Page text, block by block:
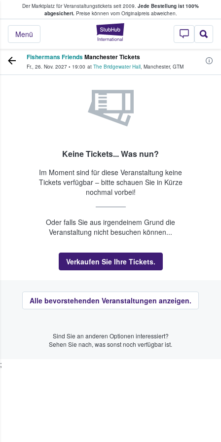
Der Marktplatz für Veranstaltungstickets seit 2009. Jede Bestellung ist 100%
abgesichert.Preise können vom Originalpreis abweichen.
StubHub - Wo
Menü
Tickets kaufen & verkaufen
Fishermans FriendsManchester Tickets
Fr., 26. Nov. 2027 • 19:00 at The Bridgewater Hall, Manchester, GTM
Keine Tickets... Was nun?
Im Moment sind für diese Veranstaltung keine
Tickets verfügbar – bitte schauen Sie in Kürze
nochmal vorbei!
Oder falls Sie aus irgendeinem Grund die
Veranstaltung nicht besuchen können...
Verkaufen Sie Ihre Tickets.
Alle bevorstehenden Veranstaltungen anzeigen.
Sind Sie an anderen Optionen interessiert?
Sehen Sie nach, was sonst noch verfügbar ist.
;